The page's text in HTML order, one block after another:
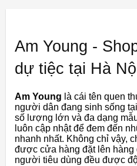
Am Young -
dự tiệc tại Hà
Am Young là cái tên quen
người dân đang sinh sống
số lượng lớn và đa dạng
luôn cập nhật để đem đến
nhanh nhất. Không chỉ vậy,
được cửa hàng đặt lên
người tiêu dùng đều được